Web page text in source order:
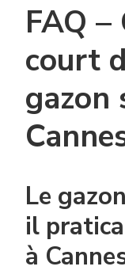
FAQ
court
gazon
Le
il
à